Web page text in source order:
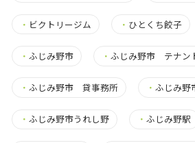
・ ビクトリージム ・ ひとくち餃子
・ ふじみ野市 ・ふじみ野市 テナン
・ ふじみ野市 貸事務所 ・ふじみ
・ ふじみ野市うれし野 ・ふじみ野駅